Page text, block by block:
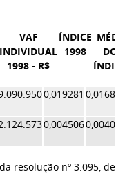
VAF
INDIVIDUAL
1998 - R$
ÍNDICE
1998
DOS
0,019281
0,004506
resolução nº 3.095, de